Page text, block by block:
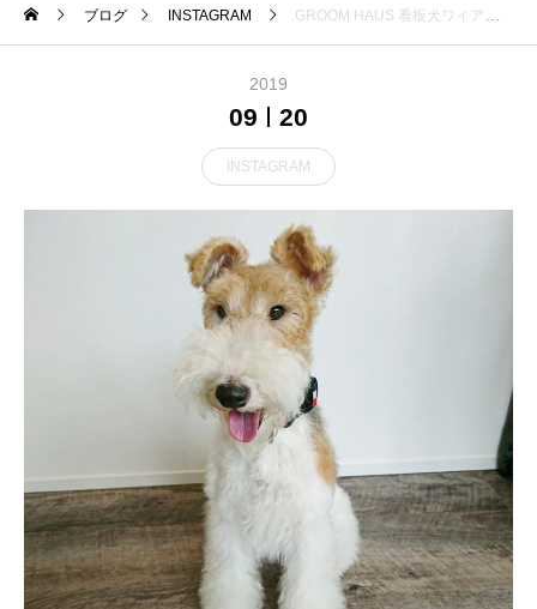
ブログ INSTAGRAM .GROOM HAUS 看板犬ワイアー・フォックス・テリア .くもちゃん️.いつも元気いっぱいでみんなを和ませてくれる人気者です.今日はプラッキング頑張ってくれましたよー ..GROOM HAUS松江市乃白町20270852-61-2885open 9:00close 18:00@haus_matsue#松江トリミングサロン #松江トリミング#松江ペットサロン #松江ペット #松江スパシャンプー #松江#島根#プラッキング#haus_matsue #haus #groomhaus
2019
09 20
INSTAGRAM